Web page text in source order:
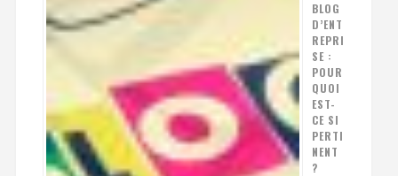
BLOG
D’ENT
REPRI
SE :
POUR
QUOI
EST-
CE SI
PERTI
NENT
?